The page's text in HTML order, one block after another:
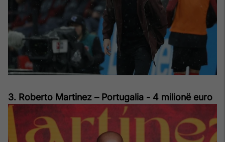
3. Roberto Martinez – Portugalia - 4 milionë euro